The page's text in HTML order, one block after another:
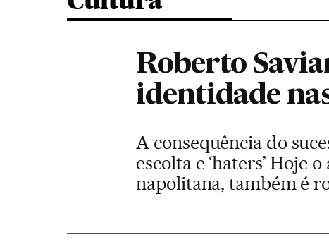
Roberto
identidade
A consequência do
escolta e ‘haters’ Hoje
napolitana, também é